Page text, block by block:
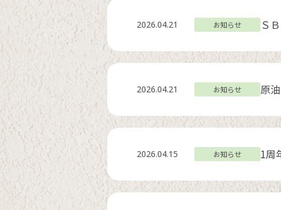
2026.04.21 お知らせ Ｓ
2026.04.21 お知らせ 原
2026.04.15 お知らせ 1周